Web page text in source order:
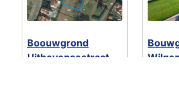
Boouwgrond
Uithovensestraat